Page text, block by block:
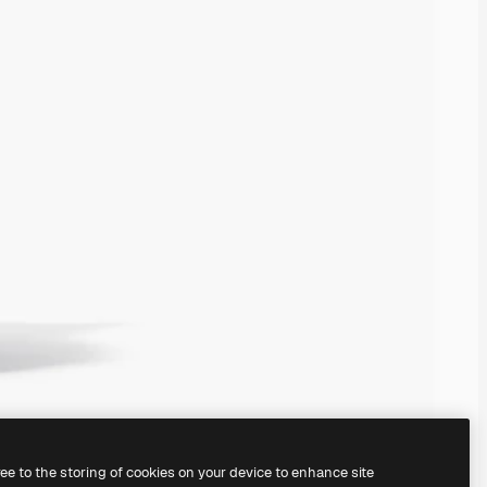
to the storing of cookies on your device to enhance site